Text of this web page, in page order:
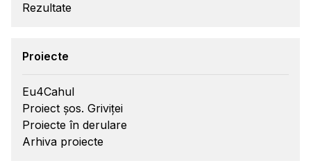
Rezultate
Proiecte
Eu4Cahul
Proiect șos. Griviței
Proiecte în derulare
Arhiva proiecte